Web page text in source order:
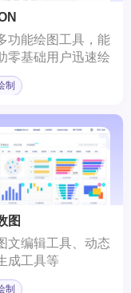
功能绘图工具，能
零基础用户迅速绘
图表。
制
图
文编辑工具、动态
成工具等
制